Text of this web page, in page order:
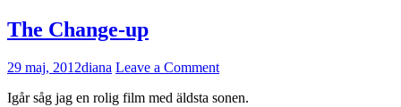
The Change-up
29 maj, 2012diana Leave a Comment
Igår såg jag en rolig film med äldsta sonen.